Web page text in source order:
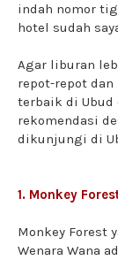
indah nomor
hotel sudah
Agar liburan
repot-repot
terbaik di Ubud
rekomendasi
dikunjungi di
1. Monkey
Monkey Forest
Wenara Wana